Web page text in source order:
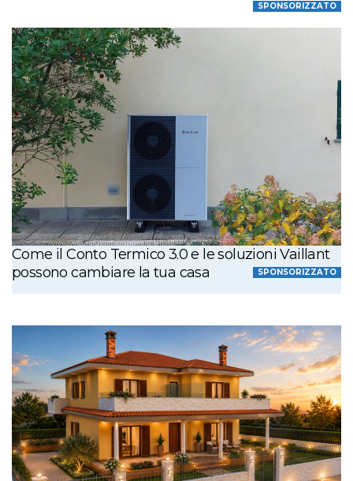
SPONSORIZZATO
Come il Conto Termico 3.0 e le soluzioni Vaillant
possono cambiare la tua casa
SPONSORIZZATO